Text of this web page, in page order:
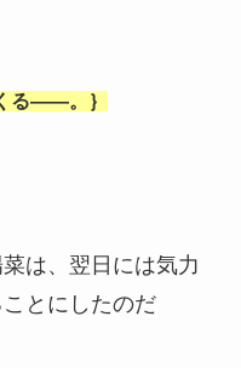
る――。｝
は、翌日には気力
とにしたのだ